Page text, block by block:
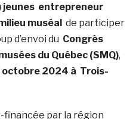
jeunes entrepreneur
muséalde participer
d’envoi du Congrès
du Québec (SMQ),
octobre 2024 à Trois-
par la région